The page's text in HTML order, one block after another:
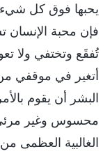
يحبها فوق كل شيء
فإن محبة الإنسان
تُفقَع وتختفي ولا
أتغير في موقفي
البشر أن يقوم
محسوس وغير مرئي
الغالبية العظمى